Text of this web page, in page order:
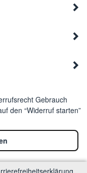
Gebrauch
den “Widerruf starten”